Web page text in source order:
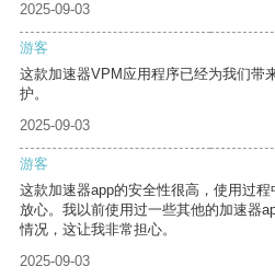
2025-09-03
游客
这款加速器VPM应用程序已经为我们带
护。
2025-09-03
游客
这款加速器app的安全性很高，使用过
放心。我以前使用过一些其他的加速器
情况，这让我非常担心。
2025-09-03